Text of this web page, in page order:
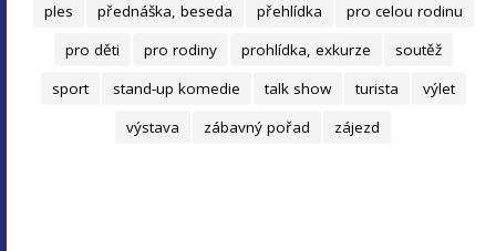
ples
přednáška, beseda přehlídka
pro celou rodinu
pro děti
pro rodiny prohlídka, exkurze
soutěž
sport
stand-up komedie talk show turista
výlet
výstava
zábavný pořad zájezd